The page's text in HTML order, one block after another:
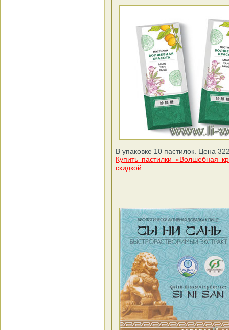
В упаковке 10 пастилок. Цена
Купить пастилки «Волшебная
скидкой